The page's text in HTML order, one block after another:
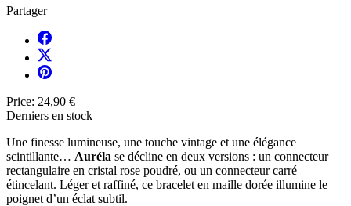
Partager
Price: 24,90 €
Derniers en stock
Une finesse lumineuse, une touche vintage et une élégance
scintillante… Auréla se décline en deux versions : un connecteur
rectangulaire en cristal rose poudré, ou un connecteur carré
étincelant. Léger et raffiné, ce bracelet en maille dorée illumine le
poignet d’un éclat subtil.